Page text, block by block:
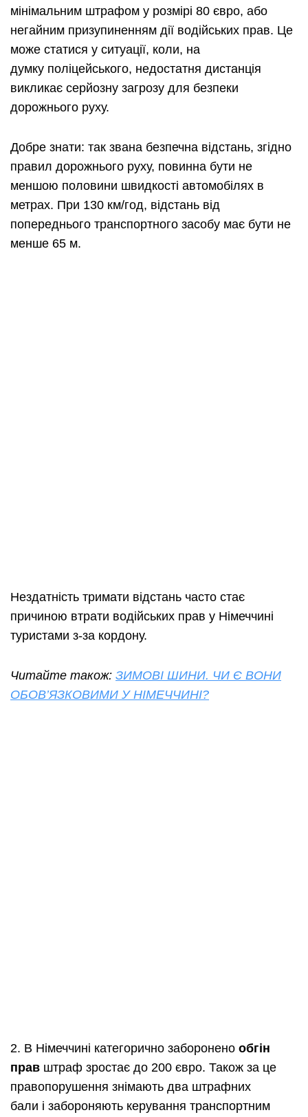
мінімальним штрафом у розмірі 80 євро, або
негайним призупиненням дії водійських прав. Це
можe статися у ситуації, коли, на
думку поліцейського, недостатня дистанція
викликає серйозну загрозу для безпеки
дорожнього руху.
Добре знати: так звана безпечна відстань, згідно
правил дорожнього руху, повинна бути не
меншою половини швидкості автомобілях в
метрах. При 130 км/год, відстань від
попереднього транспортного засобу має бути не
менше 65 м.
Нездатність тримати відстань часто стає
причиною втрати водійських прав у Німеччині
туристами з-за кордону.
Читайте також: ЗИМОВІ ШИНИ. ЧИ Є ВОНИ
ОБОВ’ЯЗКОВИМИ У НІМЕЧЧИНІ?
2. В Німеччині категорично заборонено обгін
прав штраф зростає до 200 євро. Також за це
правопорушення знімають два штрафних
бали і забороняють керування транспортним